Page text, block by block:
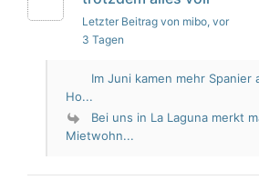
Letzter Beitrag von mibo, vor
3 Tagen
Im Juni kamen mehr Spanier
Ho...
Bei uns in La Laguna merkt
Mietwohn...